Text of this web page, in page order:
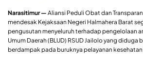
Narasitimur — Aliansi Peduli Obat dan
mendesak Kejaksaan Negeri Halmahera Barat
pengusutan menyeluruh terhadap pengelolaan
Umum Daerah (BLUD) RSUD Jailolo yang diduga
berdampak pada buruknya pelayanan